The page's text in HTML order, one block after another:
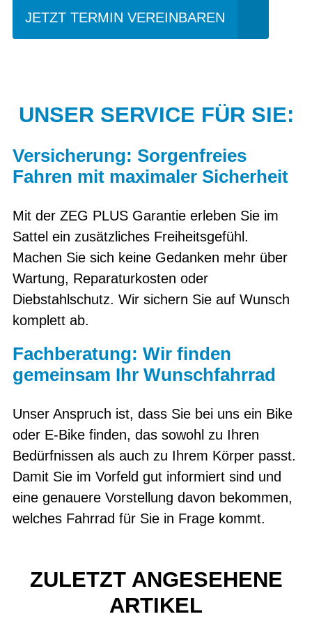
JETZT TERMIN VEREINBAREN
UNSER SERVICE FÜR SIE:
Versicherung: Sorgenfreies
Fahren mit maximaler Sicherheit
Mit der ZEG PLUS Garantie erleben Sie im
Sattel ein zusätzliches Freiheitsgefühl.
Machen Sie sich keine Gedanken mehr über
Wartung, Reparaturkosten oder
Diebstahlschutz. Wir sichern Sie auf Wunsch
komplett ab.
Fachberatung: Wir finden
gemeinsam Ihr Wunschfahrrad
Unser Anspruch ist, dass Sie bei uns ein Bike
oder E-Bike finden, das sowohl zu Ihren
Bedürfnissen als auch zu Ihrem Körper passt.
Damit Sie im Vorfeld gut informiert sind und
eine genauere Vorstellung davon bekommen,
welches Fahrrad für Sie in Frage kommt.
ZULETZT ANGESEHENE
ARTIKEL